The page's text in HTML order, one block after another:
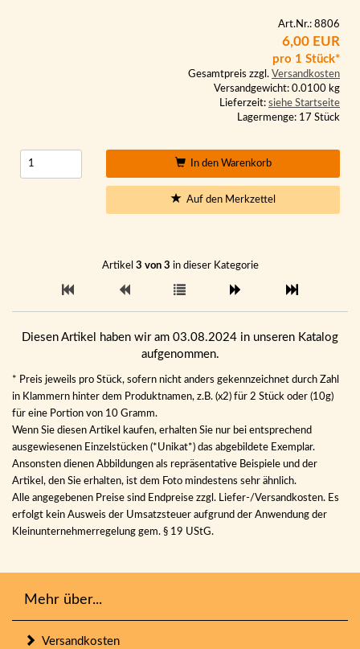
Art.Nr.: 8806
6,00 EUR
pro 1 Stück*
Gesamtpreis zzgl. Versandkosten
Versandgewicht: 0.0100 kg
Lieferzeit: siehe Startseite
Lagermenge: 17 Stück
In den Warenkorb
Auf den Merkzettel
Artikel 3 von 3 in dieser Kategorie
Diesen Artikel haben wir am 03.08.2024 in unseren Katalog
aufgenommen.
* Preis jeweils pro Stück, sofern nicht anders gekennzeichnet durch Zahl
in Klammern hinter dem Produktnamen, z.B. (x2) für 2 Stück oder (10g)
für eine Portion von 10 Gramm.
Wenn Sie diesen Artikel kaufen, erhalten Sie nur bei entsprechend
ausgewiesenen Einzelstücken (*Unikat*) das abgebildete Exemplar.
Ansonsten dienen Abbildungen als repräsentative Beispiele und der
Artikel, den Sie erhalten, ist dem Foto mindestens sehr ähnlich.
Alle angegebenen Preise sind Endpreise zzgl. Liefer-/Versandkosten. Es
erfolgt kein Ausweis der Umsatzsteuer aufgrund der Anwendung der
Kleinunternehmerregelung gem. § 19 UStG.
Mehr über...
Versandkosten